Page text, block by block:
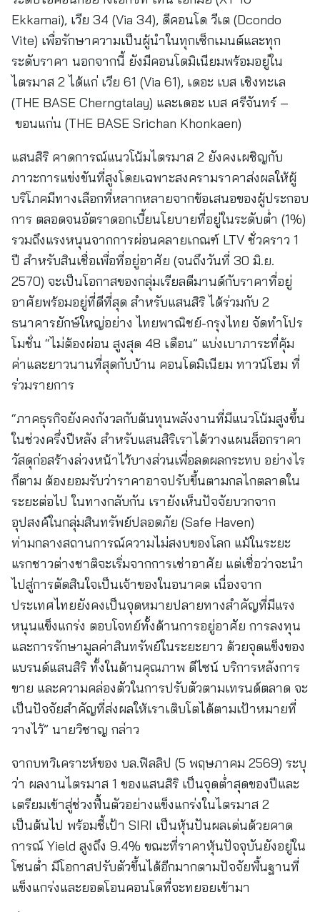
Ekkamai), เวีย 34 (Via 34), ดีคอนโด วีเต (Dcondo
Vite) เพื่อรักษาความเป็นผู้นำในทุกเซ็กเมนต์และทุก
ระดับราคา นอกจากนี้ ยังมีคอนโดมิเนียมพร้อมอยู่ใน
ไตรมาส 2 ได้แก่ เวีย 61 (Via 61), เดอะ เบส เชิงทะเล
(THE BASE Cherngtalay) และเดอะ เบส ศรีจันทร์ –
ขอนแก่น (THE BASE Srichan Khonkaen)
แสนสิริ คาดการณ์แนวโน้มไตรมาส 2 ยังคงเผชิญกับ
ภาวะการแข่งขันที่สูงโดยเฉพาะสงครามราคาส่งผลให้ผู้
บริโภคมีทางเลือกที่หลากหลายจากข้อเสนอของผู้ประกอบ
การ ตลอดจนอัตราดอกเบี้ยนโยบายที่อยู่ในระดับต่ำ (1%)
รวมถึงแรงหนุนจากการผ่อนคลายเกณฑ์ LTV ชั่วคราว 1
ปี สำหรับสินเชื่อเพื่อที่อยู่อาศัย (จนถึงวันที่ 30 มิ.ย.
2570) จะเป็นโอกาสของกลุ่มเรียลดีมานด์กับราคาที่อยู่
อาศัยพร้อมอยู่ที่ดีที่สุด สำหรับแสนสิริ ได้ร่วมกับ 2
ธนาคารยักษ์ใหญ่อย่าง ไทยพาณิชย์-กรุงไทย จัดทำโปร
โมชั่น “ไม่ต้องผ่อน สูงสุด 48 เดือน” แบ่งเบาภาระที่คุ้ม
ค่าและยาวนานที่สุดกับบ้าน คอนโดมิเนียม ทาวน์โฮม ที่
ร่วมรายการ
“ภาคธุรกิจยังคงกังวลกับต้นทุนพลังงานที่มีแนวโน้มสูงขึ้น
ในช่วงครึ่งปีหลัง สำหรับแสนสิริเราได้วางแผนล็อกราคา
วัสดุก่อสร้างล่วงหน้าไว้บางส่วนเพื่อลดผลกระทบ อย่างไร
ก็ตาม ต้องยอมรับว่าราคาอาจปรับขึ้นตามกลไกตลาดใน
ระยะต่อไป ในทางกลับกัน เรายังเห็นปัจจัยบวกจาก
อุปสงค์ในกลุ่มสินทรัพย์ปลอดภัย (Safe Haven)
ท่ามกลางสถานการณ์ความไม่สงบของโลก แม้ในระยะ
แรกชาวต่างชาติจะเริ่มจากการเช่าอาศัย แต่เชื่อว่าจะนำ
ไปสู่การตัดสินใจเป็นเจ้าของในอนาคต เนื่องจาก
ประเทศไทยยังคงเป็นจุดหมายปลายทางสำคัญที่มีแรง
หนุนแข็งแกร่ง ตอบโจทย์ทั้งด้านการอยู่อาศัย การลงทุน
และการรักษามูลค่าสินทรัพย์ในระยะยาว ด้วยจุดแข็งของ
แบรนด์แสนสิริ ทั้งในด้านคุณภาพ ดีไซน์ บริการหลังการ
ขาย และความคล่องตัวในการปรับตัวตามเทรนด์ตลาด จะ
เป็นปัจจัยสำคัญที่ส่งผลให้เราเติบโตได้ตามเป้าหมายที่
วางไว้” นายวิชาญ กล่าว
จากบทวิเคราะห์ของ บล.ฟิลลิป (5 พฤษภาคม 2569) ระบุ
ว่า ผลงานไตรมาส 1 ของแสนสิริ เป็นจุดต่ำสุดของปีและ
เตรียมเข้าสู่ช่วงฟื้นตัวอย่างแข็งแกร่งในไตรมาส 2
เป็นต้นไป พร้อมชี้เป้า SIRI เป็นหุ้นปันผลเด่นด้วยคาด
การณ์ Yield สูงถึง 9.4% ขณะที่ราคาหุ้นปัจจุบันยังอยู่ใน
โซนต่ำ มีโอกาสปรับตัวขึ้นได้อีกมากตามปัจจัยพื้นฐานที่
แข็งแกร่งและยอดโอนคอนโดที่จะทยอยเข้ามา